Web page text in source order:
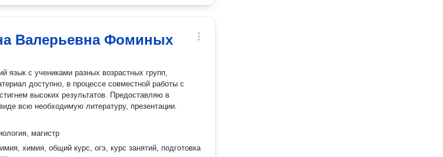
Валерьевна Фоминых
язык с учениками разных возрастных групп,
доступно, в процессе совместной работы с
высоких результатов. Предоставляю в
всю необходимую литературу, презентации.
магистр
химия, общий курс, огэ, курс занятий, подготовка